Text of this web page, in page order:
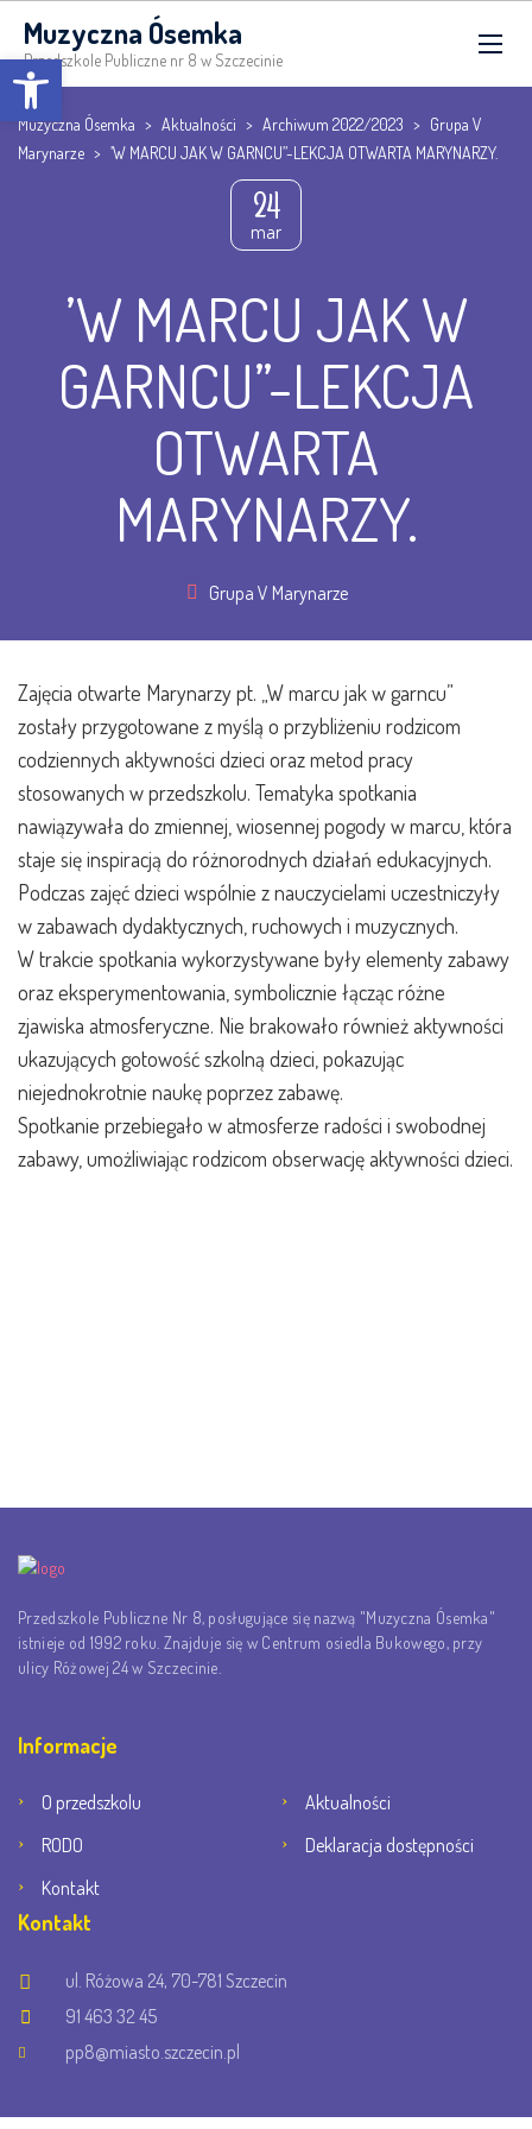
Muzyczna Ósemka
Przedszkole Publiczne nr 8 w Szczecinie
Muzyczna Ósemka > Aktualności > Archiwum 2022/2023 > Grupa V
Marynarze > ’W MARCU JAK W GARNCU”-LEKCJA OTWARTA MARYNARZY.
24
mar
’W MARCU JAK W
GARNCU”-LEKCJA
OTWARTA
MARYNARZY.
Grupa V Marynarze
Zajęcia otwarte Marynarzy pt. „W marcu jak w garncu”
zostały przygotowane z myślą o przybliżeniu rodzicom
codziennych aktywności dzieci oraz metod pracy
stosowanych w przedszkolu. Tematyka spotkania
nawiązywała do zmiennej, wiosennej pogody w marcu, która
staje się inspiracją do różnorodnych działań edukacyjnych.
Podczas zajęć dzieci wspólnie z nauczycielami uczestniczyły
w zabawach dydaktycznych, ruchowych i muzycznych.
W trakcie spotkania wykorzystywane były elementy zabawy
oraz eksperymentowania, symbolicznie łącząc różne
zjawiska atmosferyczne. Nie brakowało również aktywności
ukazujących gotowość szkolną dzieci, pokazując
niejednokrotnie naukę poprzez zabawę.
Spotkanie przebiegało w atmosferze radości i swobodnej
zabawy, umożliwiając rodzicom obserwację aktywności dzieci.
Przedszkole Publiczne Nr 8, posługujące się nazwą "Muzyczna Ósemka"
istnieje od 1992 roku. Znajduje się w Centrum osiedla Bukowego, przy
ulicy Różowej 24 w Szczecinie.
Informacje
O przedszkolu
Aktualności
RODO
Deklaracja dostępności
Kontakt
Kontakt
ul. Różowa 24, 70-781 Szczecin
91 463 32 45
pp8@miasto.szczecin.pl
Open toolbar